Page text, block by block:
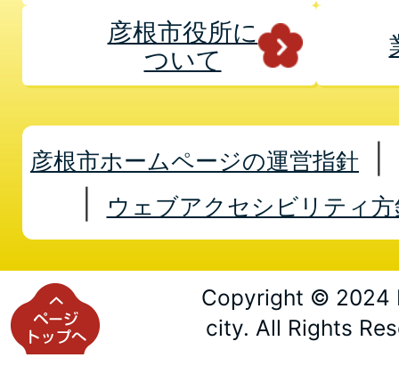
彦根市役所に
ついて
彦根市ホームページの運営指針
ウェブアクセシビリティ方
Copyright © 2024
city. All Rights